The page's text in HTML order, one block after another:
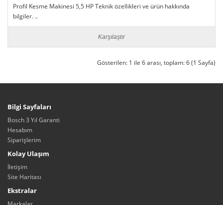
Profil Kesme Makinesi 5,5 HP Teknik özellikleri ve ürün hakkında
bilgiler. ..
Karşılaştır
Gösterilen: 1 ile 6 arası, toplam: 6 (1 Sayfa)
Bilgi Sayfaları
Bosch 3 Yıl Garanti
Hesabım
Siparişlerim
Kolay Ulaşım
İletişim
Site Haritası
Ekstralar